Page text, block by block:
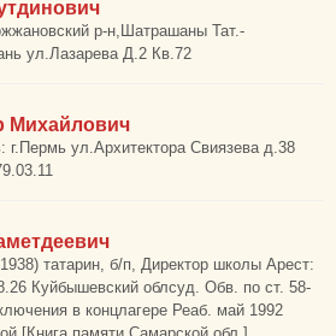
р-н,Шатрашаны Тат.-
ул.Лазарева Д.2 Кв.72
Михайлович
г.Пермь ул.Архитектора Свиязева д.38
татарин, б/п, Директор школы Арест:
Куйбышевский облсуд. Обв. по ст. 58-
в концлагере Реаб. май 1992